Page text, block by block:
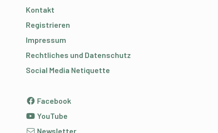
Kontakt
Registrieren
Impressum
Rechtliches und Datenschutz
Social Media Netiquette
Facebook
YouTube
Newsletter